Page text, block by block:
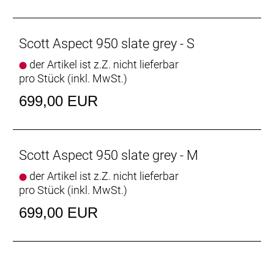
Scott Aspect 950 slate grey - S
der Artikel ist z.Z. nicht lieferbar
pro Stück (inkl. MwSt.)
699,00 EUR
Scott Aspect 950 slate grey - M
der Artikel ist z.Z. nicht lieferbar
pro Stück (inkl. MwSt.)
699,00 EUR